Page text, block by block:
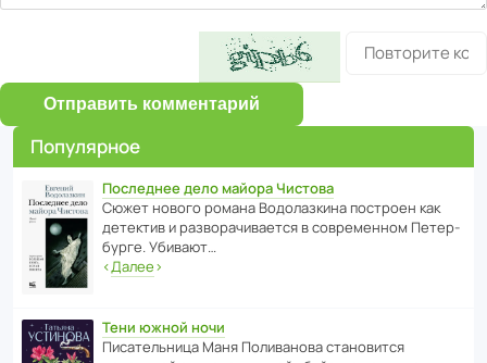
Отправить комментарий
Популярное
Последнее дело майора Чистова
Сюжет нового романа Водо­ла­з­кина пост­роен как
дете­ктив и разво­ра­чи­ва­ется в совре­менном Пете­р­
бурге. Убивают…
‹Далее›
Тени южной ночи
Писа­тель­ница Маня Поли­ва­нова стано­вится